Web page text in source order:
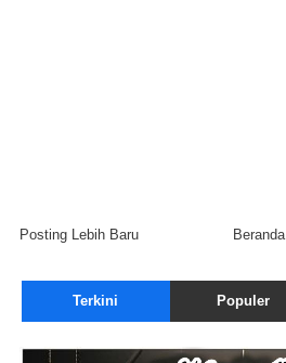
Posting Lebih Baru Beranda
Terkini Populer